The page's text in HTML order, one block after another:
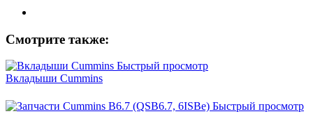
Смотрите также:
Быстрый просмотр
Вкладыши Cummins
Быстрый просмотр